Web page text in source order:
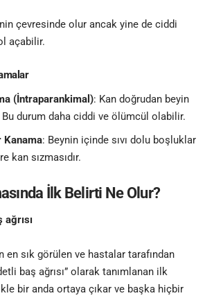
çevresinde olur ancak yine de ciddi
açabilir.
(İntraparankimal): Kan doğrudan beyin
durum daha ciddi ve ölümcül olabilir.
Kanama: Beynin içinde sıvı dolu boşluklar
kan sızmasıdır.
İlk Belirti Ne Olur?
en sık görülen ve hastalar tarafından
baş ağrısı” olarak tanımlanan ilk
bir anda ortaya çıkar ve başka hiçbir